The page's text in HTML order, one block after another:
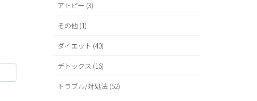
アトピー (3)
その他 (1)
ダイエット (40)
デトックス (16)
トラブル/対処法 (52)